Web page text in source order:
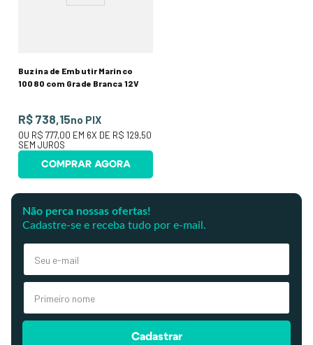
Buzina de Embutir Marinco
10080 com Grade Branca 12V
R$ 738,15no PIX
OU R$ 777,00 EM 6X DE R$ 129,50
SEM JUROS
COMPRAR AGORA
Não perca nossas ofertas!
Cadastre-se e receba tudo por e-mail.
Cadastrar